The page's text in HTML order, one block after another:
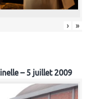
› »
– 5 juillet 2009